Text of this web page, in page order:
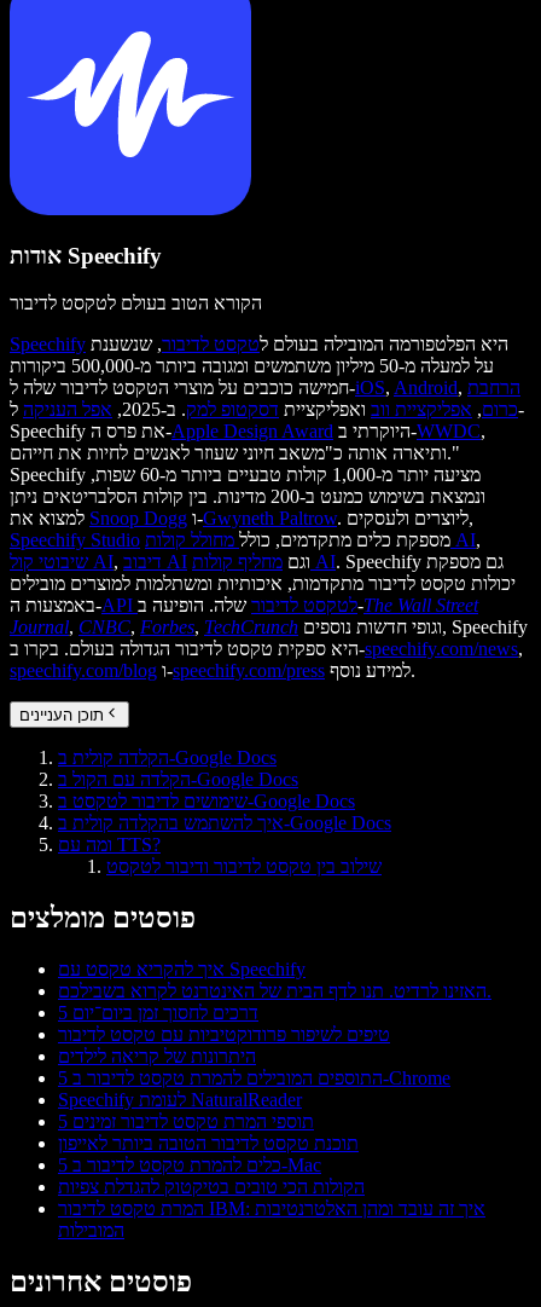
אודות Speechify
הקורא הטוב בעולם לטקסט לדיבור
Speechify
היא הפלטפורמה המובילה בעולם לטקסט לדיבור, שנשענת
על למעלה מ-50 מיליון משתמשים ומגובה ביותר מ-500,000 ביקורות
חמישה כוכבים על מוצרי הטקסט לדיבור שלה ל-iOS, Android, הרחבת
כרום, אפליקציית ווב ואפליקציית דסקטופ למק. ב-2025, אפל העניקה ל-
Speechify את פרס ה-Apple Design Award היוקרתי ב-WWDC,
ותיארה אותה כ"משאב חיוני שעוזר לאנשים לחיות את חייהם."
Speechify מציעה יותר מ-1,000 קולות טבעיים ביותר מ-60 שפות,
ונמצאת בשימוש כמעט ב-200 מדינות. בין קולות הסלבריטאים ניתן
Snoop Dogg ו-Gwyneth Paltrow
. ליוצרים ולעסקים,
Speechify Studio
מספקת כלים מתקדמים, כולל מחולל קולות AI,
שיבוטי קול AI, דיבוב AI וגם מחליף קולות AI. Speechify גם מספקת
יכולות טקסט לדיבור מתקדמות, איכותיות ומשתלמות למוצרים מובילים
באמצעות ה-
API לטקסט לדיבורשלה. הופיעה ב-The Wall Street
Journal, CNBC, Forbes, TechCrunch
היא ספקית טקסט לדיבור הגדולה בעולם. בקרו ב-speechify.com/news,
speechify.com/blog ו-speechify.com/press למידע נוסף.
תוכן העניינים
הקלדה קולית ב-Google Docs
הקלדה עם הקול ב-Google Docs
שימושים לדיבור לטקסט ב-Google Docs
איך להשתמש בהקלדה קולית ב-Google Docs
ומה עם TTS?
שילוב בין טקסט לדיבור ודיבור לטקסט
פוסטים מומלצים
איך להקריא טקסט עם Speechify
האזינו לרדיט. תנו לדף הבית של האינטרנט לקרוא בשבילכם.
5 דרכים לחסוך זמן ביום־יום
טיפים לשיפור פרודוקטיביות עם טקסט לדיבור
היתרונות של קריאה לילדים
5 התוספים המובילים להמרת טקסט לדיבור ב-Chrome
Speechify לעומת NaturalReader
5 תוספי המרת טקסט לדיבור זמינים
תוכנת טקסט לדיבור הטובה ביותר לאייפון
5 כלים להמרת טקסט לדיבור ב-Mac
הקולות הכי טובים בטיקטוק להגדלת צפיות
המרת טקסט לדיבור IBM: איך זה עובד ומהן האלטרנטיבות
המובילות
פוסטים אחרונים